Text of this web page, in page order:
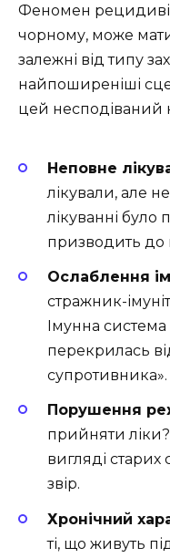
Феномен
чорному, може мати
залежні від типу
найпоширеніші
цей несподіваний
Неповне
лікували, але
лікуванні
призводить до
Ослаблення
стражник-
Імунна
перекрилась
супротивника».
Порушення
прийняти
вигляді
звір.
Хронічний
ті, що живуть